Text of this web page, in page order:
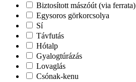
Biztosított mászóút (via ferrata)
Egysoros görkorcsolya
Sí
Távfutás
Hótalp
Gyalogtúrázás
Lovaglás
Csónak-kenu